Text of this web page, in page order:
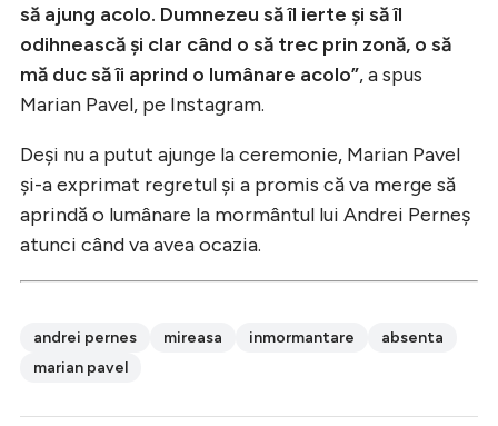
să ajung acolo. Dumnezeu să îl ierte și să îl
odihnească și clar când o să trec prin zonă, o să
mă duc să îi aprind o lumânare acolo”, a spus
Marian Pavel, pe Instagram.
Deși nu a putut ajunge la ceremonie, Marian Pavel
și-a exprimat regretul și a promis că va merge să
aprindă o lumânare la mormântul lui Andrei Perneș
atunci când va avea ocazia.
andrei pernes mireasa inmormantare
absenta
marian pavel